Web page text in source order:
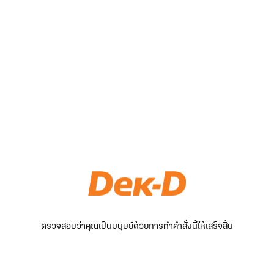
ตรวจสอบว่าคุณเป็นมนุษย์ด้วยการทำคำสั่งนี้ให้เสร็จสิ้น